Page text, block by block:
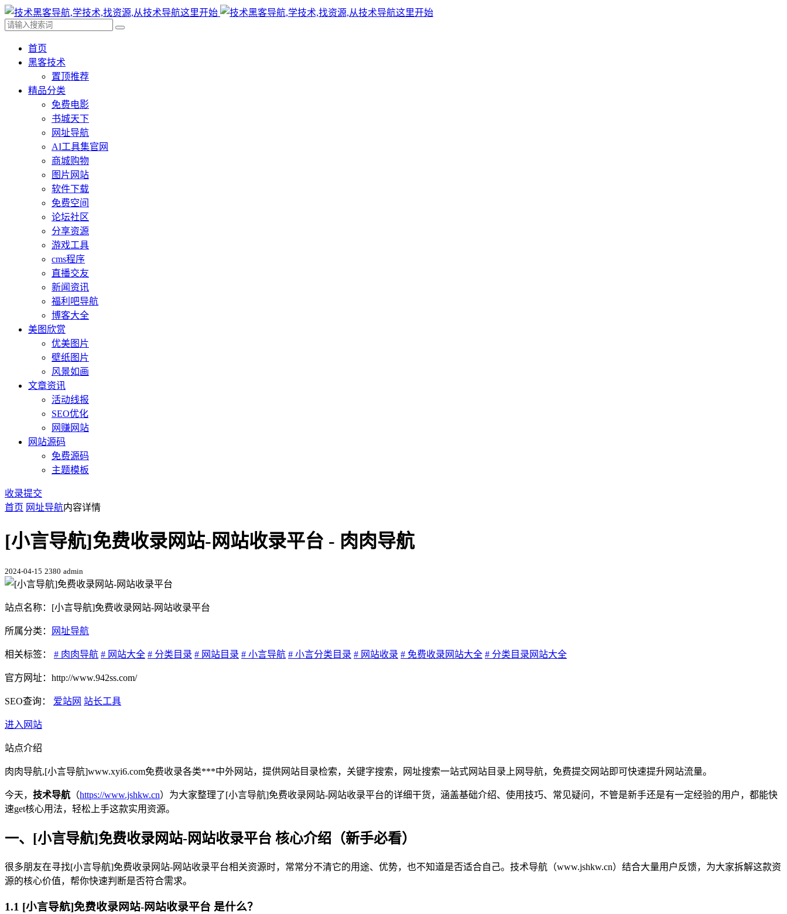
首页
黑客技术
置顶推荐
精品分类
免费电影
书城天下
网址导航
AI工具集官网
商城购物
图片网站
软件下载
免费空间
论坛社区
分享资源
游戏工具
cms程序
直播交友
新闻资讯
福利吧导航
博客大全
美图欣赏
优美图片
壁纸图片
风景如画
文章资讯
活动线报
SEO优化
网赚网站
网站源码
免费源码
主题模板
收录提交
首页 网址导航内容详情
[小言导航]免费收录网站-网站收录平台 - 肉肉导航
2024-04-15 2380 admin
站点名称：[小言导航]免费收录网站-网站收录平台
所属分类： 网址导航
相关标签： # 肉肉导航 # 网站大全 # 分类目录 # 网站目录 # 小言导航 # 小言分类目录 # 网站收录 # 免费收录网站大全 # 分类目录网站大全
官方网址：http://www.942ss.com/
SEO查询： 爱站网 站长工具
进入网站
站点介绍
肉肉导航,[小言导航]www.xyi6.com免费收录各类***中外网站，提供网站目录检索，关键字搜索，网址搜索一站式网站目录上网导航，免费提交网站即可快速提升网站流量。
今天， 技术导航 （https://www.jshkw.cn）为大家整理了[小言导航]免费收录网站-网站收录平台的详细干货，涵盖基础介绍、使用技巧、常见疑问，不管是新手还是有一定经验的用户，都能快
速get核心用法，轻松上手这款实用资源。
一、[小言导航]免费收录网站-网站收录平台 核心介绍（新手必看）
很多朋友在寻找[小言导航]免费收录网站-网站收录平台相关资源时，常常分不清它的用途、优势，也不知道是否适合自己。技术导航（www.jshkw.cn）结合大量用户反馈，为大家拆解这款资
源的核心价值，帮你快速判断是否符合需求。
1.1 [小言导航]免费收录网站-网站收录平台 是什么？